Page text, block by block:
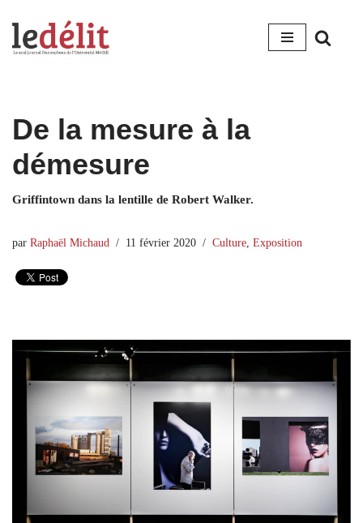
Aller
De la mesure à la
démesure
Griffintown dans la lentille de Robert Walker.
par Raphaël Michaud 11 février 2020 Culture Exposition